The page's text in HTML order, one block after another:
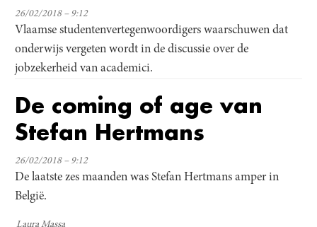
26/02/2018 – 9:12
Vlaamse studentenvertegenwoordigers waarschuwen dat
onderwijs vergeten wordt in de discussie over de
jobzekerheid van academici.
De coming of age van
Stefan Hertmans
26/02/2018 – 9:12
De laatste zes maanden was Stefan Hertmans amper in
België.
Laura Massa